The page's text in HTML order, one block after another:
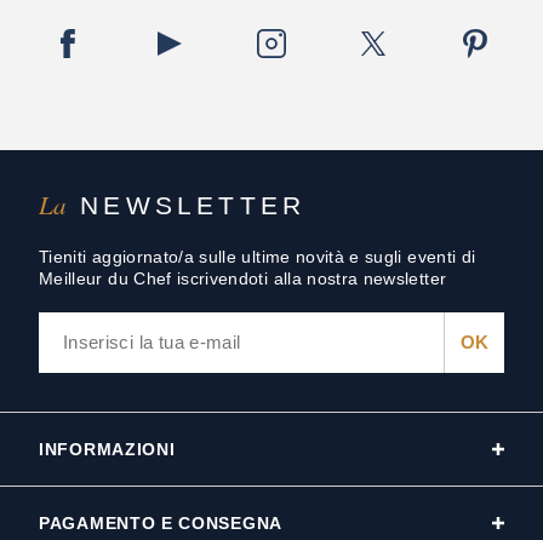
La NEWSLETTER
Tieniti aggiornato/a sulle ultime novità e sugli eventi di
Meilleur du Chef iscrivendoti alla nostra newsletter
INFORMAZIONI
PAGAMENTO E CONSEGNA